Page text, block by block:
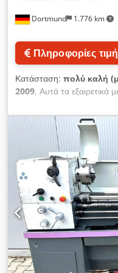
Dortmund 1.776 km
Πληροφορίες
Κατάσταση: πολύ καλή
2009, Αυτά τα εξαιρετικά
προέρχονται από ένα
αναδιοργάνωσης.
Abtorf Μέγιστο ύψος
μεταξύ των κέντρων:
περιστροφής πάνω από
διάμετρος περιστροφής
εδράνου: 190 mm
υποδοχής άξονα
Μέγεθος 5 Εύρος
2000 στροφές/λεπτό
0,4 mm/στροφή
στροφή 27 μετρικά
Whitworth: 4 – 72
το μέτρο: 0,3 – 3,5 μέτρα